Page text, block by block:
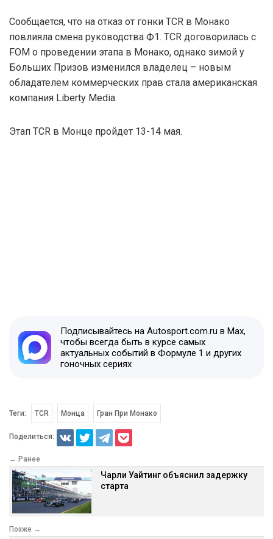
Сообщается, что на отказ от гонки TCR в Монако
повлияла смена руководства Ф1. TCR договорилась с
FOM о проведении этапа в Монако, однако зимой у
Больших Призов изменился владелец – новым
обладателем коммерческих прав стала американская
компания Liberty Media.
Этап TCR в Монце пройдет 13-14 мая.
Подписывайтесь на Autosport.com.ru в Max,
чтобы всегда быть в курсе самых
актуальных событий в Формуле 1 и других
гоночных сериях
Теги: TCR Монца Гран При Монако
Поделиться:
← Ранее
Чарли Уайтинг объяснил задержку
старта
Позже →